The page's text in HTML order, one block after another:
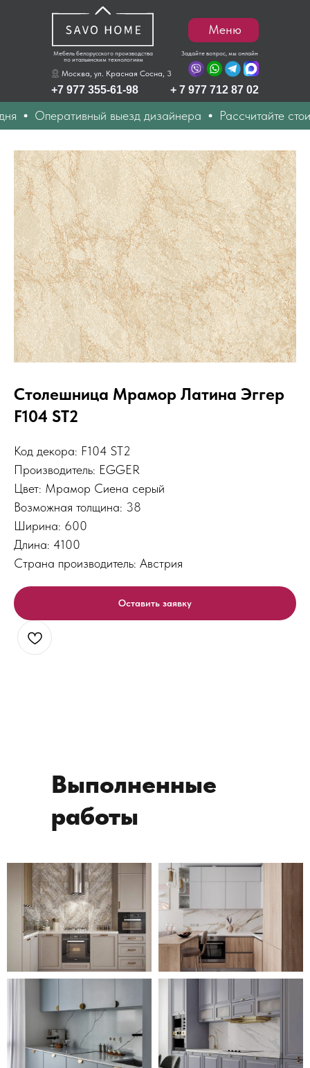
Мебель белорусского производства
по итальянским технологиям
+7 977 355-61-98
Задайте вопрос, мы онлайн
Москва, ул. Красная Сосна, 3
+ 7 977 712 87 02
Меню
Оперативный выезд дизайнера Рассчитайте
Столешница Мрамор Латина Эггер
F104 ST2
Код декора: F104 ST2
Производитель: EGGER
Цвет: Мрамор Сиена серый
Возможная толщина: 38
Ширина: 600
Длина: 4100
Страна производитель: Австрия
Оставить заявку
Выполненные
работы